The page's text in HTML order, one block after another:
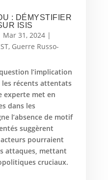
: DÉMYSTIFIER
ISIS
Mar 31, 2024|
, Guerre Russo-
l’implication
les récents attentats
experte met en
dans les
l’absence de motif
suggèrent
pourraient
attaques, mettant
cruciaux.